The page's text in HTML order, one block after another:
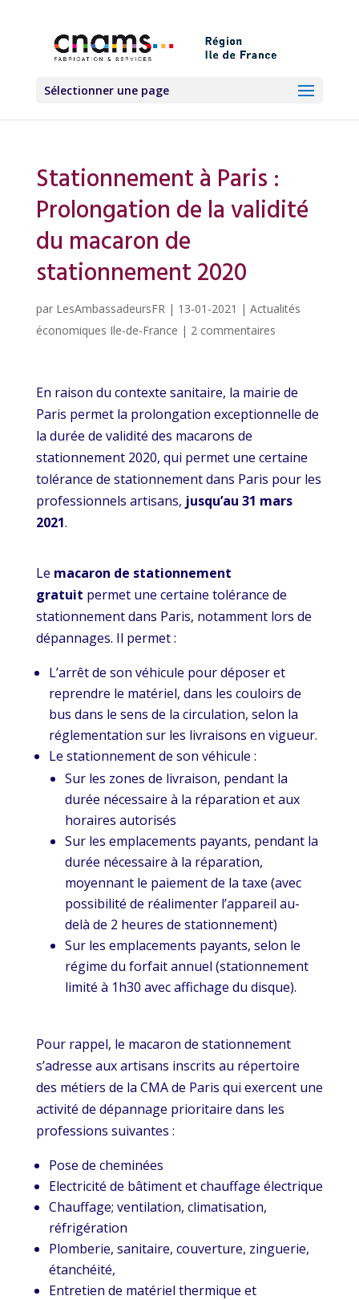
Sélectionner une page
Stationnement à Paris :
Prolongation de la validité
du macaron de
stationnement 2020
par LesAmbassadeursFR| 13-01-2021 | Actualités
économiques Ile-de-France | 2 commentaires
En raison du contexte sanitaire, la mairie de
Paris permet la prolongation exceptionnelle de
la durée de validité des macarons de
stationnement 2020, qui permet une certaine
tolérance de stationnement dans Paris pour les
professionnels artisans, jusqu’au 31 mars
2021.
Le macaron de stationnement
gratuit permet une certaine tolérance de
stationnement dans Paris, notamment lors de
dépannages. Il permet :
L’arrêt de son véhicule pour déposer et
reprendre le matériel, dans les couloirs de
bus dans le sens de la circulation, selon la
réglementation sur les livraisons en vigueur.
Le stationnement de son véhicule :
Sur les zones de livraison, pendant la
durée nécessaire à la réparation et aux
horaires autorisés
Sur les emplacements payants, pendant la
durée nécessaire à la réparation,
moyennant le paiement de la taxe (avec
possibilité de réalimenter l’appareil au-
delà de 2 heures de stationnement)
Sur les emplacements payants, selon le
régime du forfait annuel (stationnement
limité à 1h30 avec affichage du disque).
Pour rappel, le macaron de stationnement
s’adresse aux artisans inscrits au répertoire
des métiers de la CMA de Paris qui exercent une
activité de dépannage prioritaire dans les
professions suivantes :
Pose de cheminées
Electricité de bâtiment et chauffage électrique
Chauffage; ventilation, climatisation,
réfrigération
Plomberie, sanitaire, couverture, zinguerie,
étanchéité,
Entretien de matériel thermique et